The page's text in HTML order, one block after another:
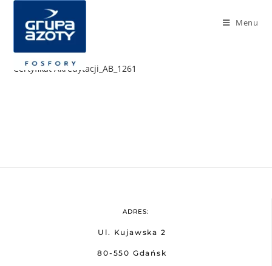
Menu
Certyfikat Akredytacji_AB_1261
ADRES:
Ul. Kujawska 2
80-550 Gdańsk